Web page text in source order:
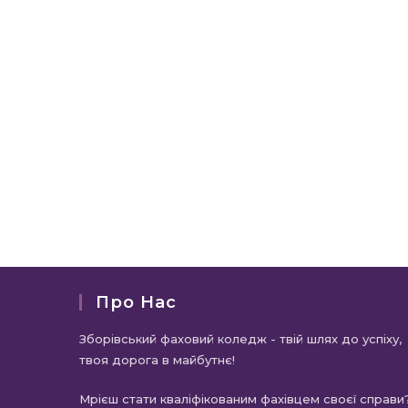
Про Нас
Зборівський фаховий коледж - твій шлях до успіху,
твоя дорога в майбутнє!
Мрієш стати кваліфікованим фахівцем своєї